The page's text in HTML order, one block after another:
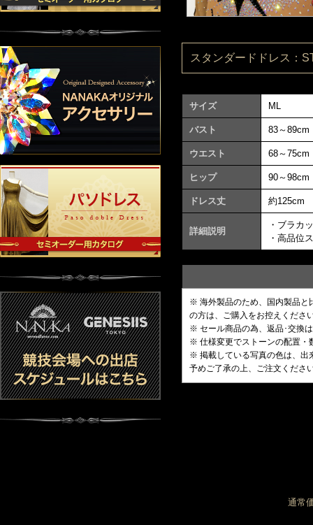
スタンダードドレス：
サイズ ML
バスト 83～89cm
ウエスト 68～75cm
ヒップ 90～98cm
ドレス丈 約125cm
詳細説明
・ブラカ
・高品位
※ 海外製品のため、国内製品と
の方は、ご購入をお控えくださ
※ セール商品の為、返品･交換
※ 仕様変更でストーンの配置・
※ 掲載している写真の色は、出
予めご了承の上、ご注文くださ
通常